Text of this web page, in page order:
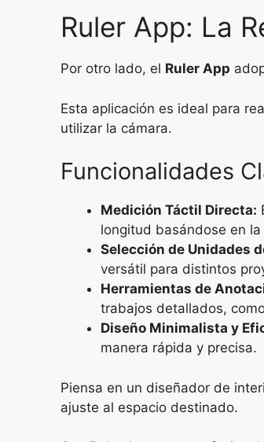
Ruler App: La
Por otro lado, el Ruler App
Esta aplicación es ideal para
utilizar la cámara.
Funcionalidades
Medición Táctil Directa:
longitud basándose en
Selección de Unidades
versátil para distintos
Herramientas de
trabajos detallados,
Diseño Minimalista y
manera rápida y precisa.
Piensa en un diseñador de
ajuste al espacio destinado.